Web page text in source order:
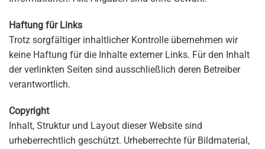
Haftung für Links
Trotz sorgfältiger inhaltlicher Kontrolle übernehmen wir
keine Haftung für die Inhalte externer Links. Für den Inhalt
der verlinkten Seiten sind ausschließlich deren Betreiber
verantwortlich.
Copyright
Inhalt, Struktur und Layout dieser Website sind
urheberrechtlich geschützt. Urheberrechte für Bildmaterial,